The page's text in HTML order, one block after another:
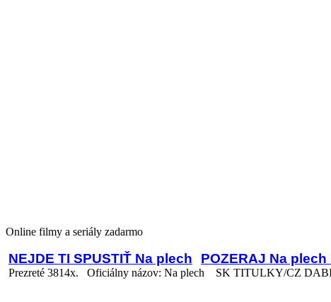
Online filmy a seriály zadarmo
NEJDE TI SPUSTIŤ Na plech POZERAJ Na plech
Prezreté 3814x. Oficiálny názov: Na plech SK TITULKY/CZ